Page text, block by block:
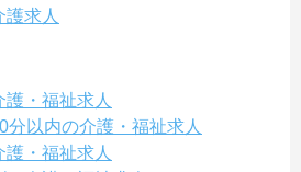
求人
・福祉求人
分以内の介護・福祉求人
・福祉求人